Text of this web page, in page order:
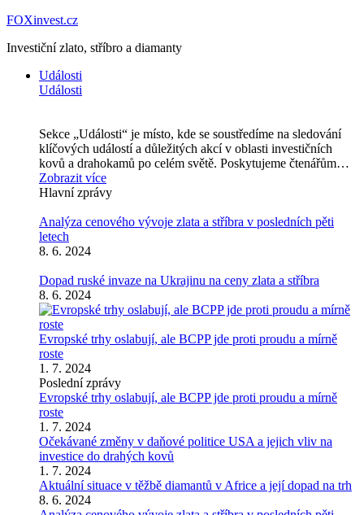
FOXinvest.cz
Investiční zlato, stříbro a diamanty
Události
Události
Sekce „Události“ je místo, kde se soustředíme na sledování
klíčových událostí a důležitých akcí v oblasti investičních
kovů a drahokamů po celém světě. Poskytujeme čtenářům…
Zobrazit více
Hlavní zprávy
Analýza cenového vývoje zlata a stříbra v posledních pěti
letech
8. 6. 2024
Dopad ruské invaze na Ukrajinu na ceny zlata a stříbra
8. 6. 2024
Evropské trhy oslabují, ale BCPP jde proti proudu a mírně
roste
1. 7. 2024
Poslední zprávy
Evropské trhy oslabují, ale BCPP jde proti proudu a mírně
roste
1. 7. 2024
Očekávané změny v daňové politice USA a jejich vliv na
investice do drahých kovů
1. 7. 2024
Aktuální situace v těžbě diamantů v Africe a její dopad na trh
8. 6. 2024